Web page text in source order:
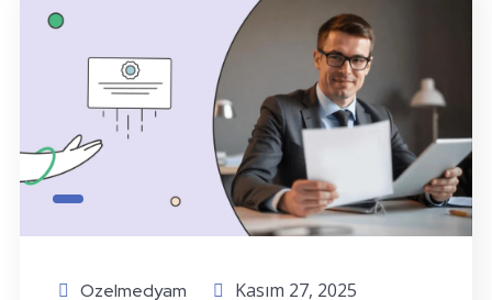
Ozelmedyam Kasım 27, 2025